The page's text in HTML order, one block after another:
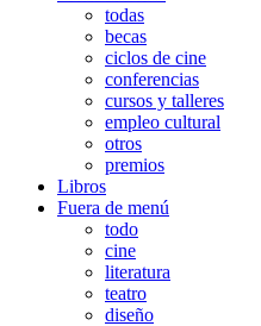
todas
becas
ciclos de cine
conferencias
cursos y talleres
empleo cultural
otros
premios
Libros
Fuera de menú
todo
cine
literatura
teatro
diseño